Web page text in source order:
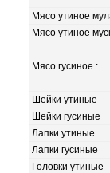
Мясо утиное
Мясо утиное
Мясо гусиное :
Шейки утиные
Шейки гусиные
Лапки утиные
Лапки гусиные
Головки утиные